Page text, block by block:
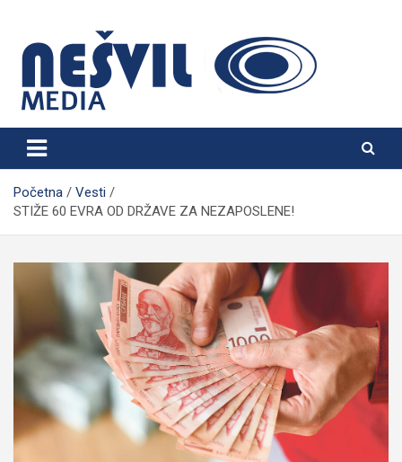
content
Nešvil Media Bogatić
Početna
Vesti
STIŽE 60 EVRA OD DRŽAVE ZA NEZAPOSLENE!